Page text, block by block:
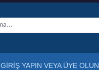
GIRIŞ YAPIN VEYA ÜYE OLUN